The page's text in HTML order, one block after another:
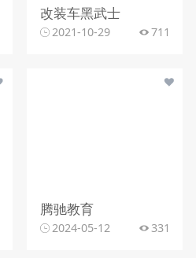
改装车黑武士
2021-10-29 711
腾驰教育
2024-05-12 331